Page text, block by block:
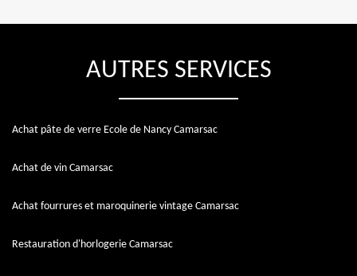
AUTRES SERVICES
Achat pâte de verre Ecole de Nancy Camarsac
Achat de vin Camarsac
Achat fourrures et maroquinerie vintage Camarsac
Restauration d'horlogerie Camarsac